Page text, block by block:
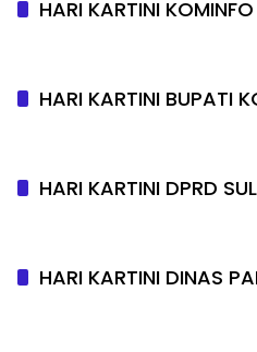
HARI KARTINI
HARI KARTINI BUPATI
HARI KARTINI DPRD
HARI KARTINI DINAS